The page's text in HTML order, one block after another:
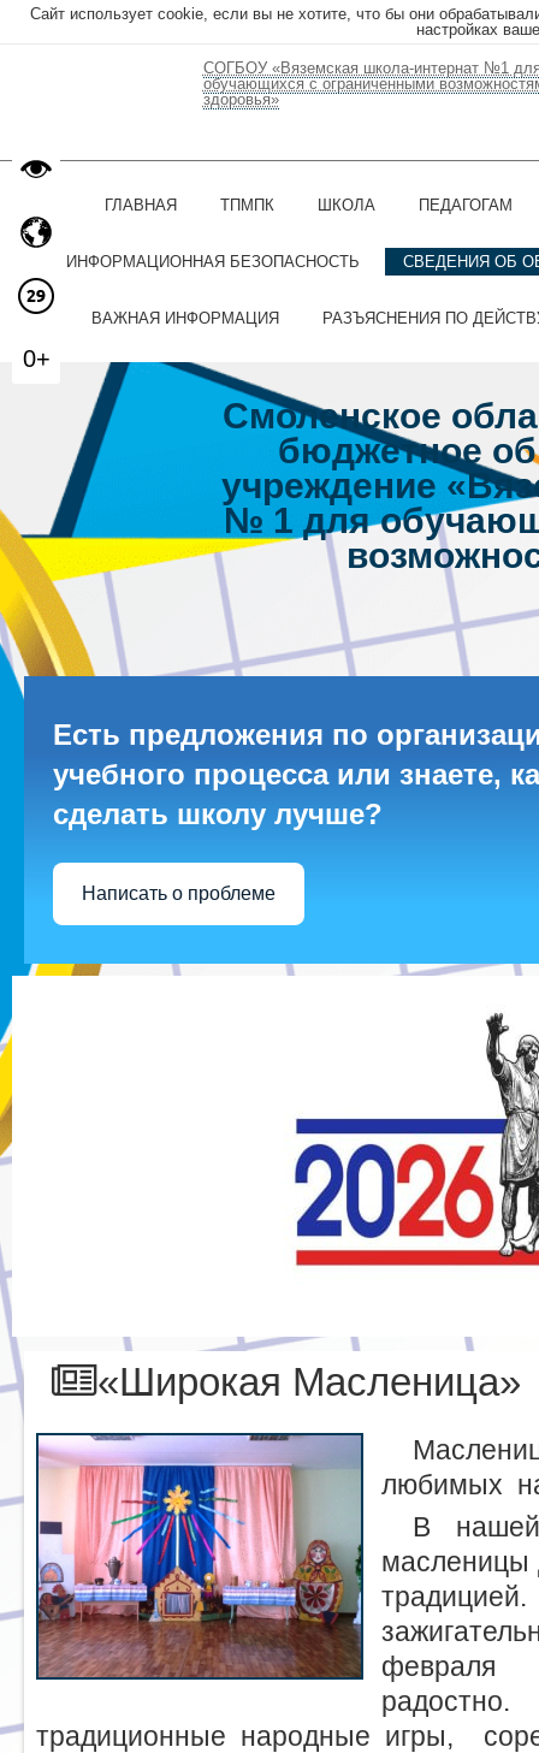
Сайт использует cookie, если вы не хотите, что бы они
настройках
СОГБОУ «Вяземская школа-интернат №1
обучающихся с ограниченными
здоровья»
ГЛАВНАЯ ТПМПК ШКОЛА ПЕДАГОГАМ
ИНФОРМАЦИОННАЯ БЕЗОПАСНОСТЬ СВЕДЕНИЯ ОБ
ВАЖНАЯ ИНФОРМАЦИЯ РАЗЪЯСНЕНИЯ ПО
Смоленское
бюджетное
учреждение
№ 1 для
Есть предложения по
учебного процесса или знаете,
сделать школу лучше?
Написать о проблеме
«Широкая Масленица»
любимых
В
масленицы
февраля
традиционные народные игры,
0+